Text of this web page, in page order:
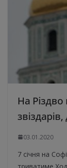
На
03.01.2020
7 січня на